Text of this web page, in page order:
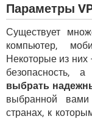
Параметры
Существует
компьютер,
Некоторые из них
безопасность,
выбрать
выбранной
странах, к